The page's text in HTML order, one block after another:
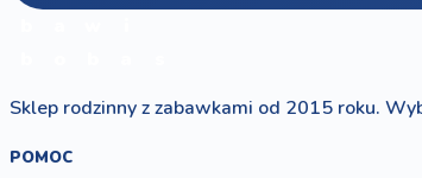
Sklep rodzinny z zabawkami od 2015 roku.
POMOC